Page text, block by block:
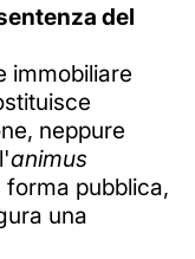
del
immobiliare
neppure
animus
pubblica,
una